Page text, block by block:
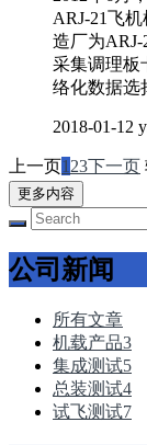
ARJ-21飞
造厂为
采集调理板
络化数据选
2018-01-12
上一页1 23下一页
更多内容
公司新闻
所有文章
机载产品3
集成测试5
总装测试4
试飞测试7